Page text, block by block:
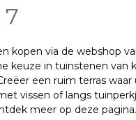
kopen via de webshop
keuze in tuinstenen van
een ruim terras
vissen of langs
meer op deze pagina.